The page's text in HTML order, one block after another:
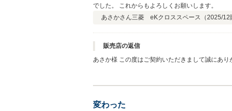
でした。 これからもよろしくお願いします。
あさかさん三菱 eKクロススペース（2025/12
販売店の返信
あさか様 この度はご契約いただきまして誠にあ
変わった